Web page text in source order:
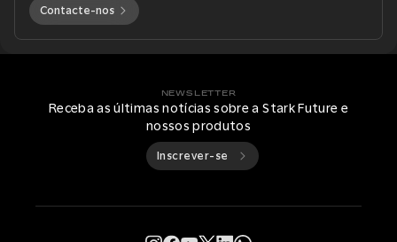
Contacte-nos
NEWSLETTER
Receba as últimas notícias sobre a Stark Future e
nossos produtos
Inscrever-se